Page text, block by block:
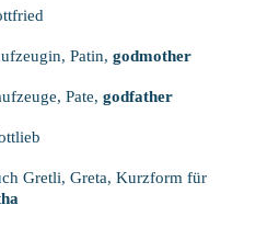
Patin, godmother
Pate, godfather
Gretli, Greta, Kurzform für